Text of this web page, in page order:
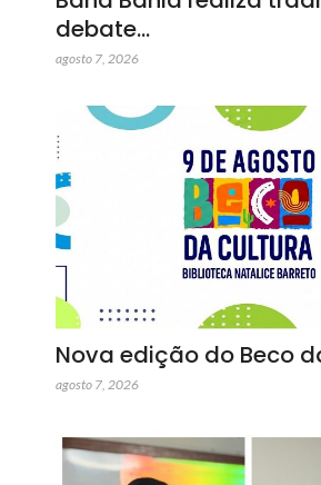
debate…
agosto 7, 2026
Nova edição do Beco
agosto 7, 2026